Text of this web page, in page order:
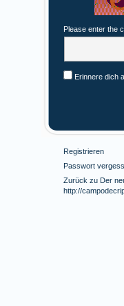
Please enter the
Erinnere dich
Registrieren
Passwort
Zurück zu Der
http://